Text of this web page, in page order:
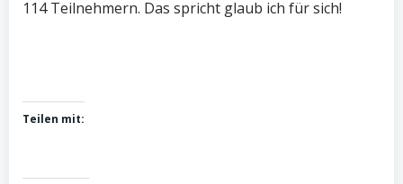
114 Teilnehmern. Das spricht glaub ich für sich!
Teilen mit: